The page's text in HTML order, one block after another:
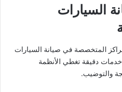
السيارات
المتخصصة في صيانة السيارات
دقيقة تغطي الأنظمة
والتوضيب.